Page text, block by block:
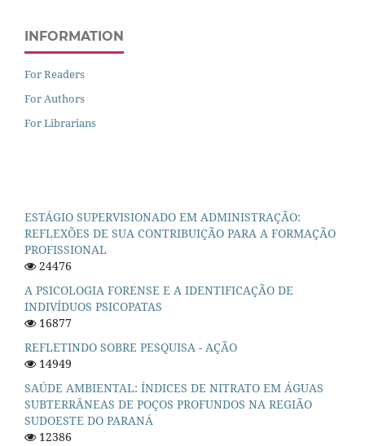
INFORMATION
For Readers
For Authors
For Librarians
ESTÁGIO SUPERVISIONADO EM ADMINISTRAÇÃO:
REFLEXÕES DE SUA CONTRIBUIÇÃO PARA A FORMAÇÃO
PROFISSIONAL
24476
A PSICOLOGIA FORENSE E A IDENTIFICAÇÃO DE
INDIVÍDUOS PSICOPATAS
16877
REFLETINDO SOBRE PESQUISA - AÇÃO
14949
SAÚDE AMBIENTAL: ÍNDICES DE NITRATO EM ÁGUAS
SUBTERRÂNEAS DE POÇOS PROFUNDOS NA REGIÃO
SUDOESTE DO PARANÁ
12386